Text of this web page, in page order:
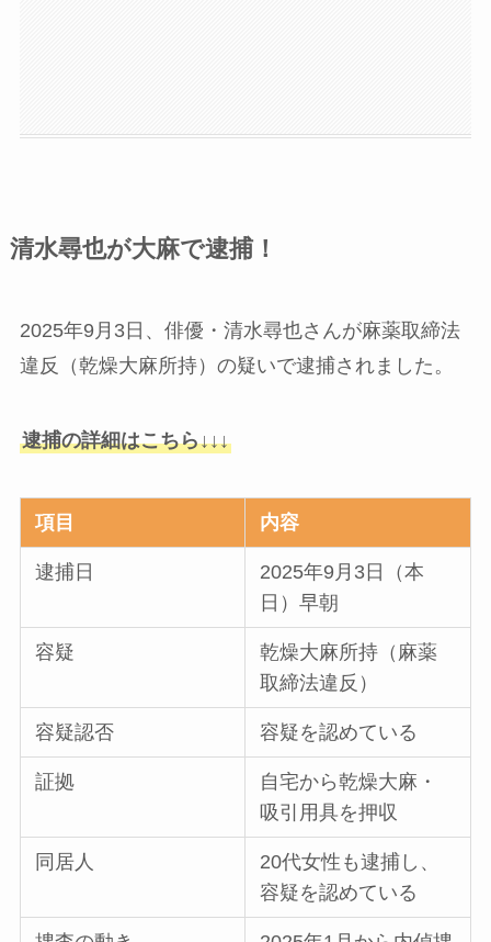
清水尋也が大麻で逮捕！
2025年9月3日、俳優・清水尋也さんが麻薬取締法
違反（乾燥大麻所持）の疑いで逮捕されました。
逮捕の詳細はこちら↓↓↓
項目 内容
逮捕日
2025年9月3日（本
日）早朝
容疑
乾燥大麻所持（麻薬
取締法違反）
容疑認否 容疑を認めている
証拠
自宅から乾燥大麻・
吸引用具を押収
同居人
20代女性も逮捕し、
容疑を認めている